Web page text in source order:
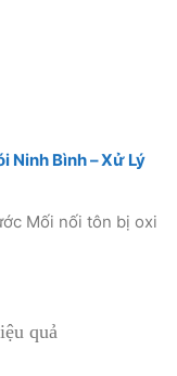
Ninh Bình – Xử Lý
Mối nối tôn bị oxi